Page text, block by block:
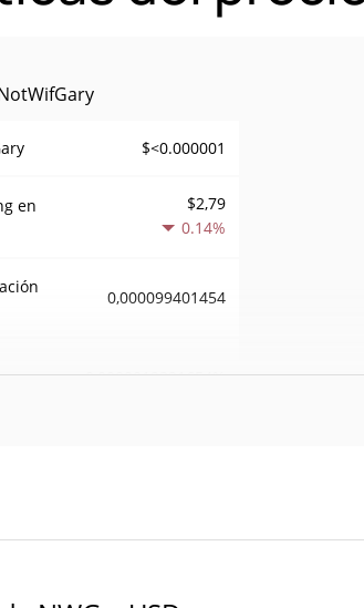
$<0.000001
en
$2,79
0.14%
0,000099401454
0,0000012321654%